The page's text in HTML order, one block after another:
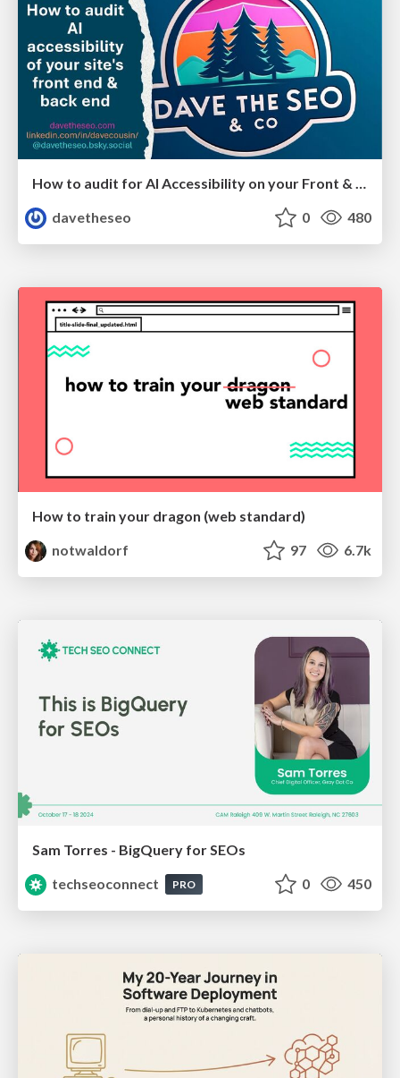
How to audit for AI Accessibility on your Front & Back End
davetheseo
0 480
How to train your dragon (web standard)
notwaldorf
97 6.7k
Sam Torres - BigQuery for SEOs
techseoconnect
PRO 0 450